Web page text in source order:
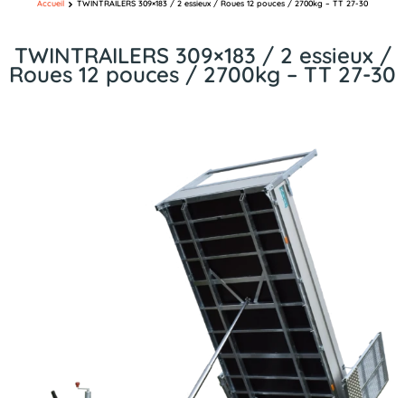
TWINTRAILERS 309×183 / 2 essieux /
Roues 12 pouces / 2700kg – TT 27-30
Accueil TWINTRAILERS 309×183 / 2 essieux / Roues 12 pouces / 2700kg – TT 27-30